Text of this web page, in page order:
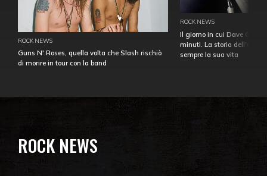
ROCK NEWS
Guns N' Roses, quella volta che Slash rischiò
di morire in tour con la band
ROCK NEWS
Il giorno in cui Dave
minuti. La storia
sempre la sua vita
ROCK NEWS